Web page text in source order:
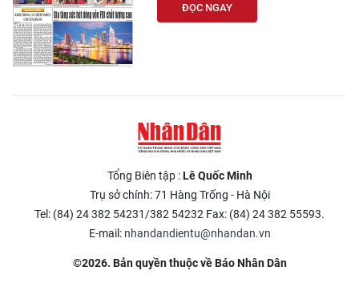
ĐỌC NGAY
Tổng Biên tập :Lê Quốc Minh
Trụ sở chính: 71 Hàng Trống - Hà Nội
Tel: (84) 24 382 54231/382 54232 Fax: (84) 24 382 55593.
E-mail: nhandandientu@nhandan.vn
©2026. Bản quyền thuộc về Báo Nhân Dân